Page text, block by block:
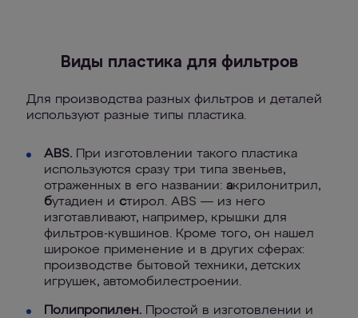
Виды пластика для фильтров
Для производства разных фильтров и деталей
используют разные типы пластика.
ABS. При изготовлении такого пластика
используются сразу три типа звеньев,
отраженных в его названии: акрилонитрил,
бутадиен и стирол. ABS — из него
изготавливают, например, крышки для
фильтров-кувшинов. Кроме того, он нашел
широкое применение и в других сферах:
производстве бытовой техники, детских
игрушек, автомобилестроении.
Полипропилен. Простой в изготовлении и